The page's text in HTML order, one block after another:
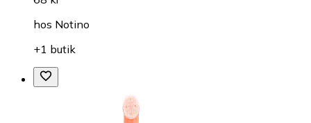
hos Notino
+1 butik